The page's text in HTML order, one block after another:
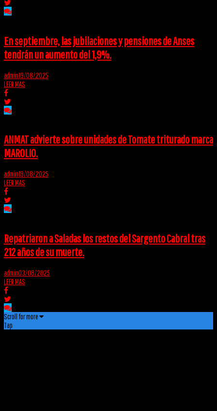
En septiembre, las jubilaciones y pensiones de Anses
tendrán un aumento del 1,9%.
admin19/08/2025
LEER MAS
ANMAT advierte sobre unidades de Tomate triturado marca
MAROLIO.
admin19/08/2025
LEER MAS
Repatriaron a Saladas los restos del Sargento Cabral tras
212 años de su muerte.
admin03/08/2025
LEER MAS
Scroll for more
Tap